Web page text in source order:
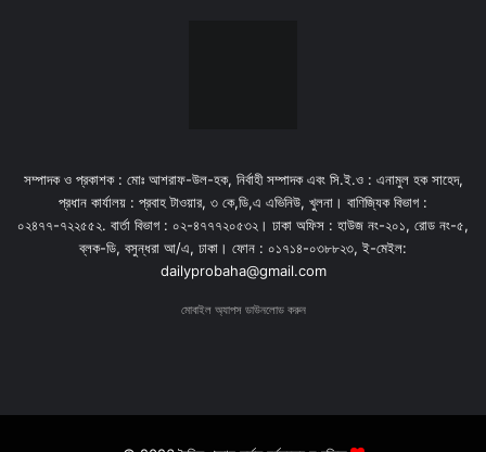
সম্পাদক ও প্রকাশক : মোঃ আশরাফ-উল-হক, নির্বাহী সম্পাদক এবং সি.ই.ও : এনামুল হক সাহেদ,
প্রধান কার্যালয় : প্রবাহ টাওয়ার, ৩ কে,ডি,এ এভিনিউ, খুলনা। বাণিজ্যিক বিভাগ :
০২৪৭৭-৭২২৫৫২. বার্তা বিভাগ : ০২-৪৭৭৭২০৫৩২। ঢাকা অফিস : হাউজ নং-২০১, রোড নং-৫,
ব্লক-ডি, বসুন্ধরা আ/এ, ঢাকা। ফোন : ০১৭১৪-০৩৮৮২৩, ই-মেইল:
dailyprobaha@gmail.com
মোবাইল অ্যাপস ডাউনলোড করুন